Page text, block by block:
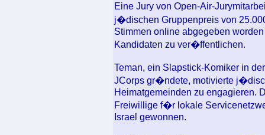
Eine Jury von Open-Air-
j�dischen Gruppenpreis von
Stimmen online abgegeben
Kandidaten zu ver�ffentlichen.
Teman, ein Slapstick-Komiker in
JCorps gr�ndete, motivierte
Heimatgemeinden zu engagieren.
Freiwillige f�r lokale
Israel gewonnen.